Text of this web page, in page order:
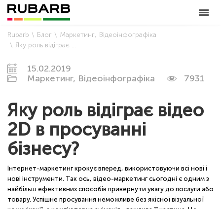
Rubarb Блог Маркетинг
Відеоінфографіка
Яку роль відіграє відео 2D в просуванні бізнесу?
15.02.2019
Маркетинг, Відеоінфографіка 7931
Яку роль відіграє відео
2D в просуванні
бізнесу?
Інтернет-маркетинг крокує вперед, використовуючи всі нові і
нові інструменти. Так ось, відео-маркетинг сьогодні є одним з
найбільш ефективних способів привернути увагу до послуги або
товару. Успішне просування неможливе без якісної візуальної